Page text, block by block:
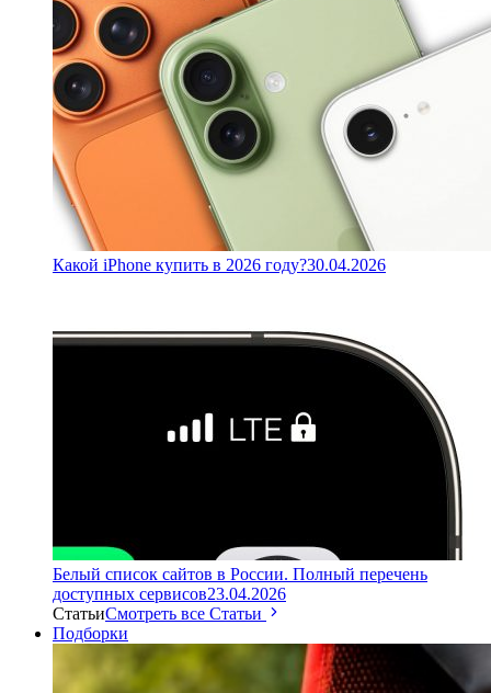
Какой iPhone купить в 2026 году?30.04.2026
Белый список сайтов в России. Полный перечень
доступных сервисов23.04.2026
СтатьиСмотреть все Статьи
Подборки